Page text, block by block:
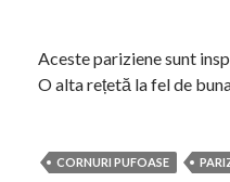
Aceste pariziene sunt
O alta rețetă la fel de
CORNURI PUFOASE